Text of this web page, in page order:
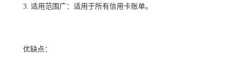
3. 适用范围广：适用于所有信用卡账单。
优缺点：